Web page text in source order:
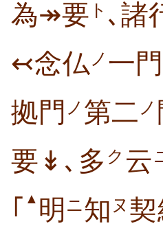
為↠要 ト ､諸
↢念仏 ノ 一門
拠門 ノ 第二 ノ
要↡､多 ク 云
｢
▲ 明 ニ知 ヌ 契